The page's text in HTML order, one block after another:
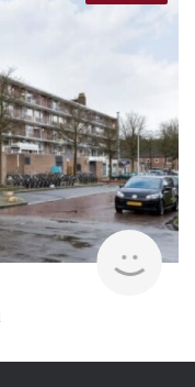
rent